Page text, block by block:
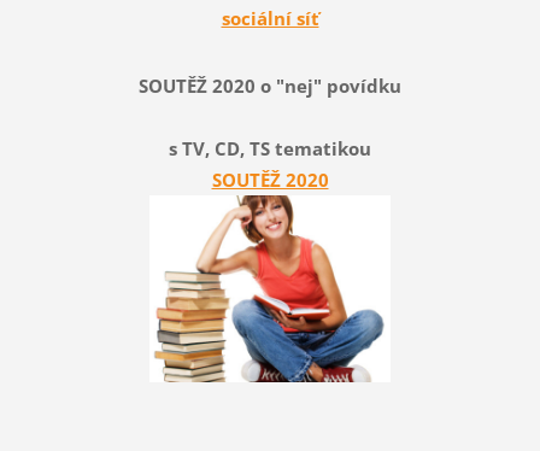
sociální síť
SOUTĚŽ 2020 o "nej" povídku
s TV, CD, TS tematikou
SOUTĚŽ 2020